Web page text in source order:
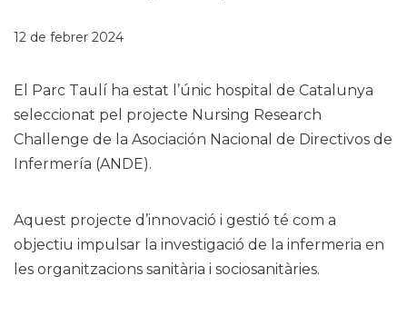
12 de febrer 2024
El Parc Taulí ha estat l’únic hospital de Catalunya
seleccionat pel projecte Nursing Research
Challenge de la Asociación Nacional de Directivos de
Infermería (ANDE).
Aquest projecte d’innovació i gestió té com a
objectiu impulsar la investigació de la infermeria en
les organitzacions sanitària i sociosanitàries.